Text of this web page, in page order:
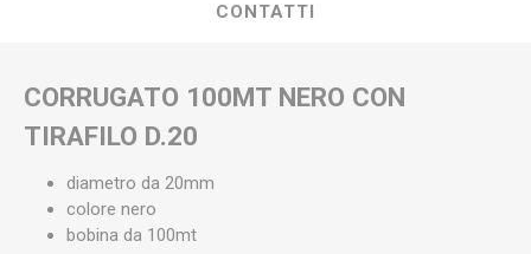
CONTATTI
CORRUGATO 100MT NERO CON
TIRAFILO D.20
diametro da 20mm
colore nero
bobina da 100mt